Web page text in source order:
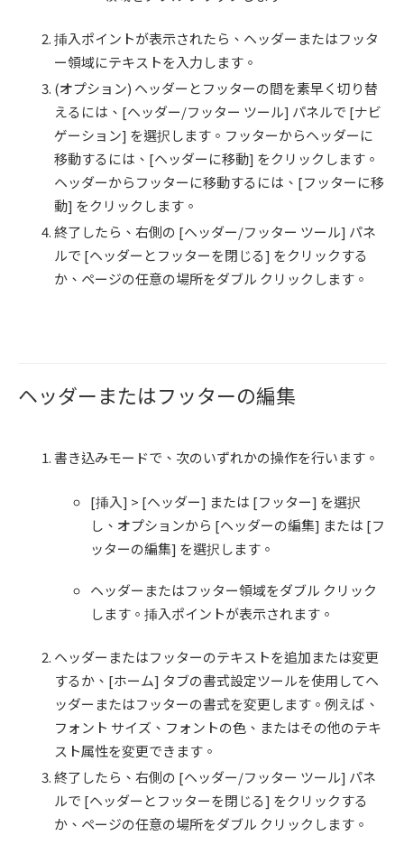
挿入ポイントが表示されたら、ヘッダーまたはフッタ
ー領域にテキストを入力します。
(オプション) ヘッダーとフッターの間を素早く切り替
えるには、[ヘッダー/フッター ツール] パネルで [ナビ
ゲーション] を選択します。フッターからヘッダーに
移動するには、[ヘッダーに移動] をクリックします。
ヘッダーからフッターに移動するには、[フッターに移
動] をクリックします。
終了したら、右側の [ヘッダー/フッター ツール] パネ
ルで [ヘッダーとフッターを閉じる] をクリックする
か、ページの任意の場所をダブル クリックします。
ヘッダーまたはフッターの編集
書き込みモードで、次のいずれかの操作を行います。
[挿入] > [ヘッダー] または [フッター] を選択
し、オプションから [ヘッダーの編集] または [フ
ッターの編集] を選択します。
ヘッダーまたはフッター領域をダブル クリック
します。挿入ポイントが表示されます。
ヘッダーまたはフッターのテキストを追加または変更
するか、[ホーム] タブの書式設定ツールを使用してヘ
ッダーまたはフッターの書式を変更します。例えば、
フォント サイズ、フォントの色、またはその他のテキ
スト属性を変更できます。
終了したら、右側の [ヘッダー/フッター ツール] パネ
ルで [ヘッダーとフッターを閉じる] をクリックする
か、ページの任意の場所をダブル クリックします。